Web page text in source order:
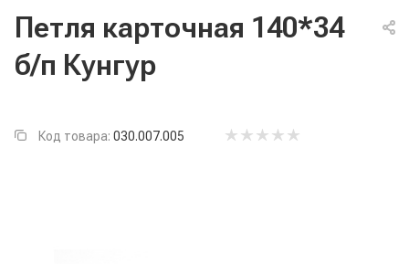
Петля карточная 140*34
б/п Кунгур
Код товара: 030.007.005